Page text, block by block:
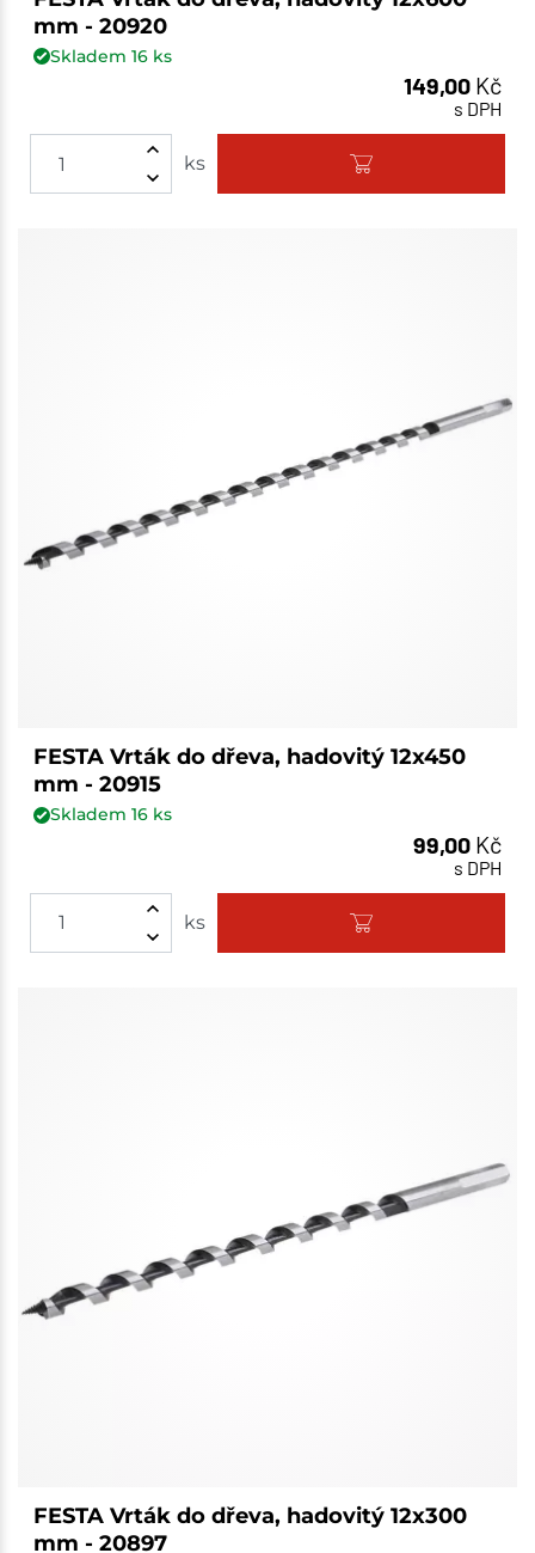
mm - 20920
Skladem 16ks
149,00 Kč
s DPH
ks
FESTA Vrták do dřeva, hadovitý 12x450
mm - 20915
Skladem 16ks
99,00 Kč
s DPH
ks
FESTA Vrták do dřeva, hadovitý 12x300
mm - 20897